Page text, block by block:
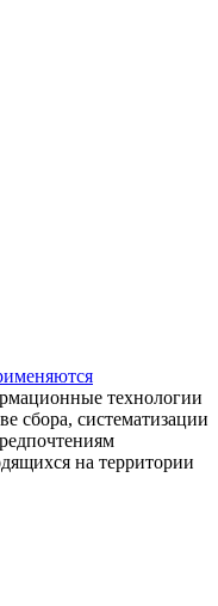
технологии
сбора, систематизации
на территории